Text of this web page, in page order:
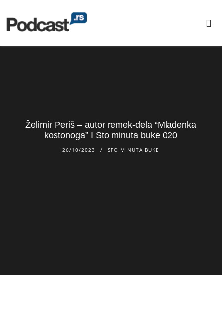
Želimir Periš – autor remek-dela “Mladenka
kostonoga” I Sto minuta buke 020
26/10/2023 STO MINUTA BUKE